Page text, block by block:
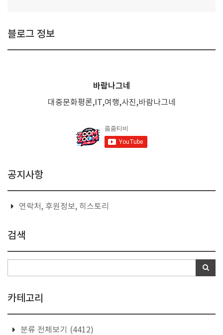
블로그 정보
바람나그네
대중문화평론,IT,여행,사진,바람나그네
공지사항
연락처, 후원정보, 히스토리
검색
카테고리
분류 전체보기
(4412)